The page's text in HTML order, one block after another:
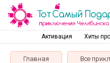
Активация Хиты
Главная Все